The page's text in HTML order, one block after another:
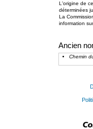
L'origine de
déterminées
La
information
Ancien
Chemin